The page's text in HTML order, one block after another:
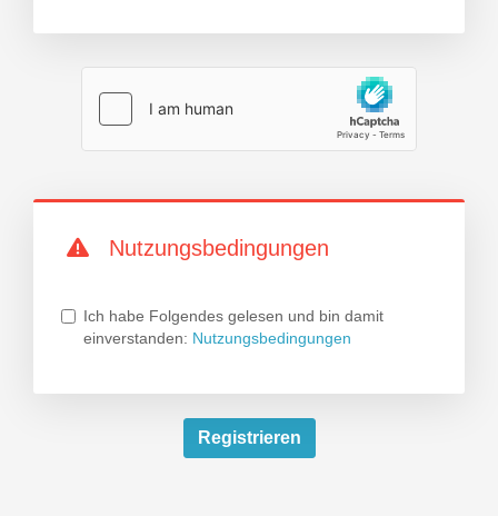
Nutzungsbedingungen
Ich habe Folgendes gelesen und bin damit
einverstanden: Nutzungsbedingungen